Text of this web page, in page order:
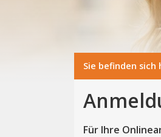
Sie befinden sich
Für Ihre